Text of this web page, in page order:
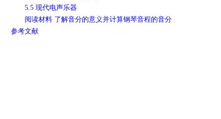
5.5 现代电声乐器
阅读材料 了解音分的意义并计算钢琴音程的音分
参考文献